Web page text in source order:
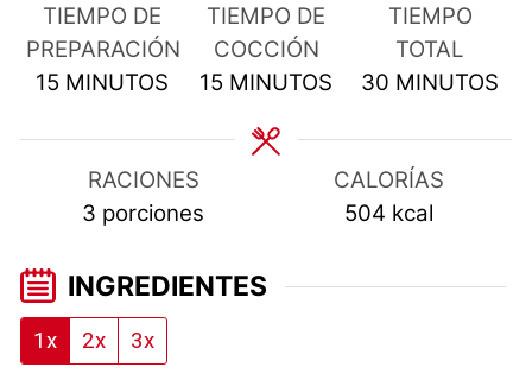
TIEMPO DE
PREPARACIÓN
15 MINUTOS
MINUTOS
TIEMPO DE
COCCIÓN
15 MINUTOS
MINUTOS
TIEMPO
TOTAL
30 MINUTOS
MINUTOS
RACIONES
3 porciones
CALORÍAS
504 kcal
INGREDIENTES
1x 2x 3x